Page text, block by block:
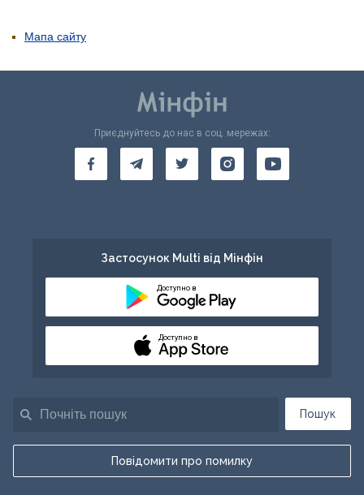
Мапа сайту
Пошук
Повідомити про помилку
Приєднуйтесь до нас в соц. мережах:
Застосунок Multi від Мінфін
Доступно в
Доступно в